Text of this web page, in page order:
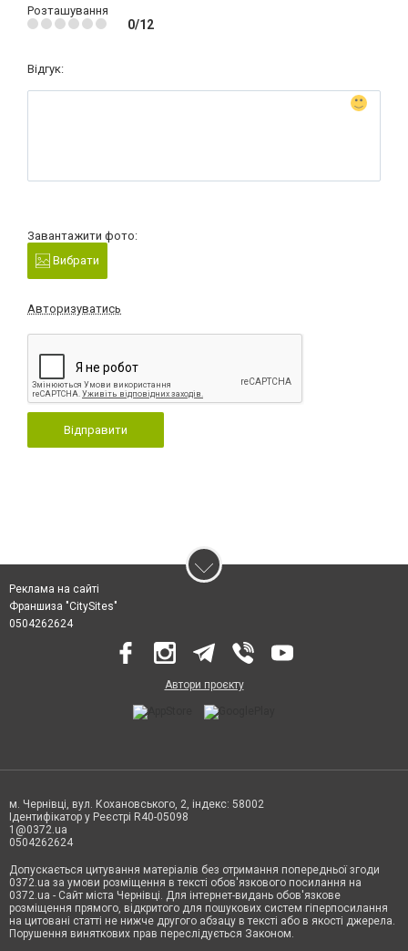
Розташування
0/12
Відгук:
Завантажити фото:
Вибрати
Авторизуватись
Відправити
Реклама на сайті
Франшиза "CitySites"
0504262624
Автори проєкту
м. Чернівці, вул. Кохановського, 2, індекс: 58002
Ідентифікатор у Реєстрі R40-05098
1@0372.ua
0504262624
Допускається цитування матеріалів без отримання попередньої згоди
0372.ua за умови розміщення в тексті обов'язкового посилання на
0372.ua - Сайт міста Чернівці. Для інтернет-видань обов'язкове
розміщення прямого, відкритого для пошукових систем гіперпосилання
на цитовані статті не нижче другого абзацу в тексті або в якості джерела.
Порушення виняткових прав переслідується Законом.